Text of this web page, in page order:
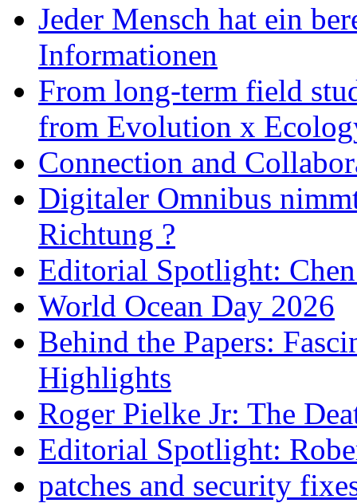
Jeder Mensch hat ein
Informationen
From long-term field
from Evolution x
Connection and
Digitaler Omnibus
Richtung ?
Editorial Spotlight:
World Ocean Day 2026
Behind the Papers:
Highlights
Roger Pielke Jr: The
Editorial Spotlight:
patches and security